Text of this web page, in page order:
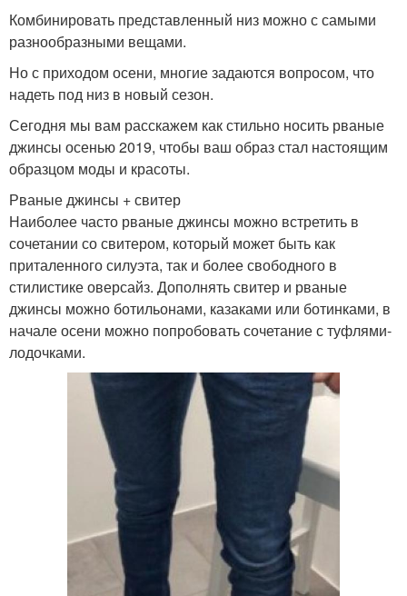
Комбинировать представленный низ можно с самыми
разнообразными вещами.
Но с приходом осени, многие задаются вопросом, что
надеть под низ в новый сезон.
Сегодня мы вам расскажем как стильно носить рваные
джинсы осенью 2019, чтобы ваш образ стал настоящим
образцом моды и красоты.
Рваные джинсы + свитер
Наиболее часто рваные джинсы можно встретить в
сочетании со свитером, который может быть как
приталенного силуэта, так и более свободного в
стилистике оверсайз. Дополнять свитер и рваные
джинсы можно ботильонами, казаками или ботинками, в
начале осени можно попробовать сочетание с туфлями-
лодочками.